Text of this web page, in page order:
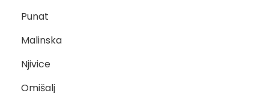
Punat
Malinska
Njivice
Omišalj